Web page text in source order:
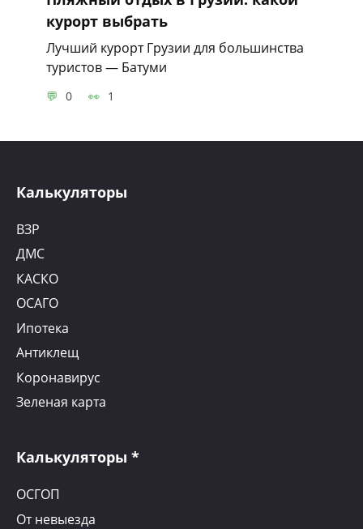
курорт выбрать
Лучший курорт Грузии для большинства
туристов — Батуми
0 1
Калькуляторы
ВЗР
ДМС
КАСКО
ОСАГО
Ипотека
Антиклещ
Коронавирус
Зеленая карта
Калькуляторы *
ОСГОП
От невыезда